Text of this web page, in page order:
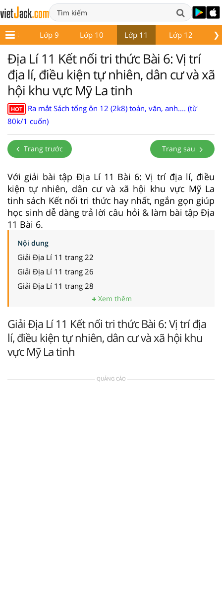
❯
Lớp 8 Lớp 9 Lớp 10 Lớp 11 Lớp 12
Địa Lí 11 Kết nối tri thức Bài 6: Vị trí
địa lí, điều kiện tự nhiên, dân cư và xã
hội khu vực Mỹ La tinh
HOT
Ra mắt Sách tổng ôn 12 (2k8) toán, văn, anh.... (từ
80k/1 cuốn)
Trang trước Trang sau
Với giải bài tập Địa Lí 11 Bài 6: Vị trí địa lí, điều
kiện tự nhiên, dân cư và xã hội khu vực Mỹ La
tinh sách Kết nối tri thức hay nhất, ngắn gọn giúp
học sinh dễ dàng trả lời câu hỏi & làm bài tập Địa
11 Bài 6.
Nội dung
Giải Địa Lí 11 trang 22
Giải Địa Lí 11 trang 26
Giải Địa Lí 11 trang 28
Xem thêm
Giải Địa Lí 11 Kết nối tri thức Bài 6: Vị trí địa
lí, điều kiện tự nhiên, dân cư và xã hội khu
vực Mỹ La tinh
QUẢNG CÁO